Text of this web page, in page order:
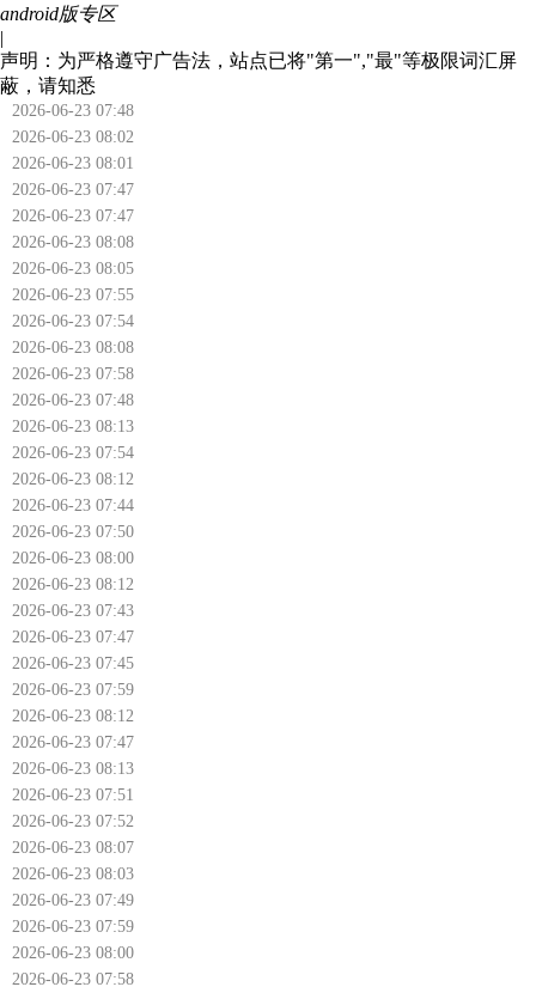
android版专区
|
声明：为严格遵守广告法，站点已将"第一","最"等极限词汇屏
蔽，请知悉
2026-06-23 07:48
2026-06-23 08:02
2026-06-23 08:01
2026-06-23 07:47
2026-06-23 07:47
2026-06-23 08:08
2026-06-23 08:05
2026-06-23 07:55
2026-06-23 07:54
2026-06-23 08:08
2026-06-23 07:58
2026-06-23 07:48
2026-06-23 08:13
2026-06-23 07:54
2026-06-23 08:12
2026-06-23 07:44
2026-06-23 07:50
2026-06-23 08:00
2026-06-23 08:12
2026-06-23 07:43
2026-06-23 07:47
2026-06-23 07:45
2026-06-23 07:59
2026-06-23 08:12
2026-06-23 07:47
2026-06-23 08:13
2026-06-23 07:51
2026-06-23 07:52
2026-06-23 08:07
2026-06-23 08:03
2026-06-23 07:49
2026-06-23 07:59
2026-06-23 08:00
2026-06-23 07:58